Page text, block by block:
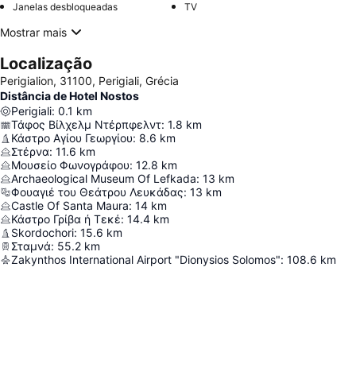
Janelas desbloqueadas
TV
Mostrar mais
Localização
Perigialion, 31100, Perigiali, Grécia
Distância de Hotel Nostos
Perigiali: 0.1 km
Τάφος Βίλχελμ Ντέρπφελντ: 1.8 km
Κάστρο Αγίου Γεωργίου: 8.6 km
Στέρνα: 11.6 km
Μουσείο Φωνογράφου: 12.8 km
Archaeological Museum Of Lefkada: 13 km
Φουαγιέ του Θεάτρου Λευκάδας: 13 km
Castle Of Santa Maura: 14 km
Κάστρο Γρίβα ή Τεκέ: 14.4 km
Skordochori: 15.6 km
Σταμνά: 55.2 km
Zakynthos International Airport "Dionysios Solomos": 108.6 km